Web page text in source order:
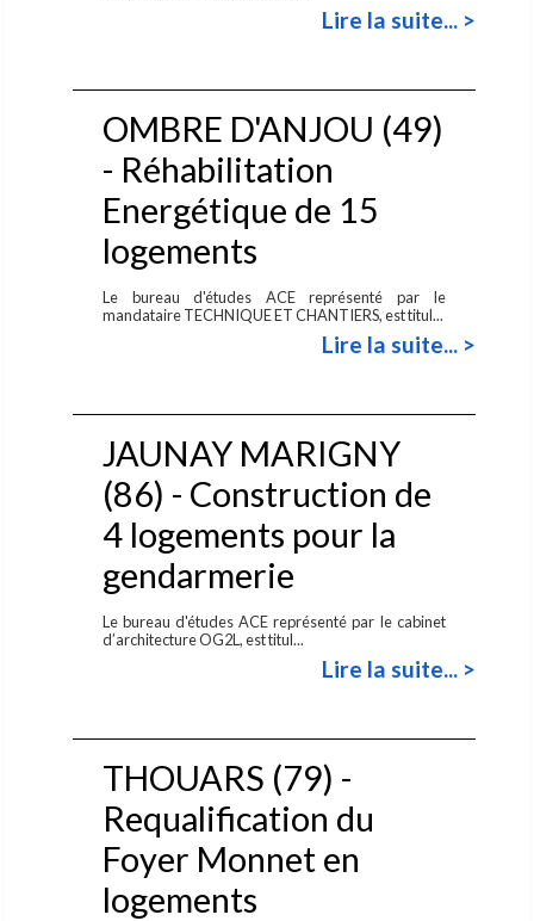
Lire la suite... >
OMBRE D'ANJOU (49)
- Réhabilitation
Energétique de 15
logements
Le bureau d'études ACE représenté par le
mandataire TECHNIQUE ET CHANTIERS, est titul...
Lire la suite... >
JAUNAY MARIGNY
(86) - Construction de
4 logements pour la
gendarmerie
Le bureau d'études ACE représenté par le cabinet
d’architecture OG2L, est titul...
Lire la suite... >
THOUARS (79) -
Requalification du
Foyer Monnet en
logements